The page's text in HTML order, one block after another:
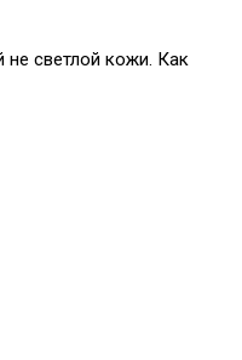
не светлой кожи. Как